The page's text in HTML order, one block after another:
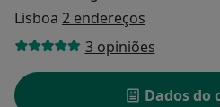
Lisboa 2 endereços
3 opiniões
Dados do